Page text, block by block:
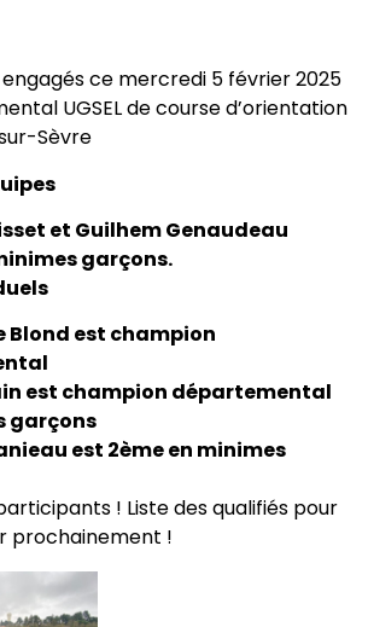
ce mercredi 5 février 2025
UGSEL de course d’orientation
Sèvre
et Guilhem Genaudeau
garçons.
Blond est champion
est champion départemental
garçons
est 2ème en minimes
! Liste des qualifiés pour
prochainement !